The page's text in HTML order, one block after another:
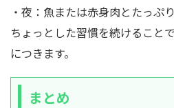
・夜：魚または赤身肉とたっぷ
ちょっとした習慣を続けること
につきます。
まとめ